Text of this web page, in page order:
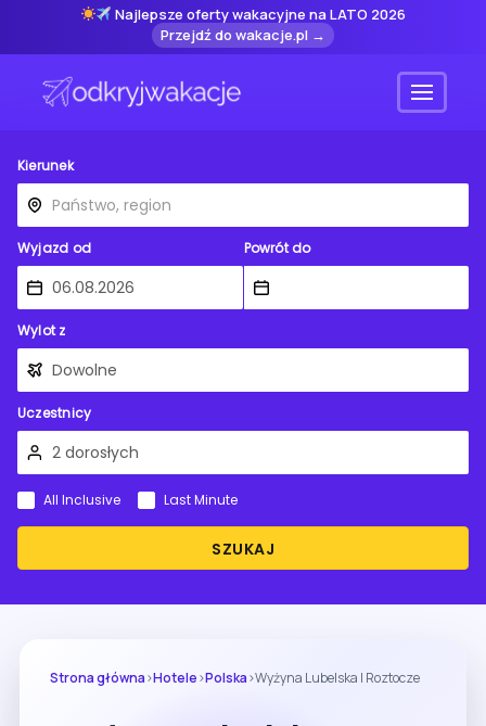
Najlepsze oferty wakacyjne na LATO 2026
Przejdź do wakacje.pl →
Menu
Kierunek
Wyjazd od Powrót do
Wylot z
Uczestnicy
SZUKAJ
All Inclusive Last Minute
Strona główna›Hotele›Polska›Wyżyna Lubelska I Roztocze